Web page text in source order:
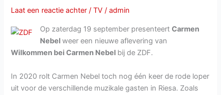
Laat een reactie achter /TV /admin
Op zaterdag 19 september presenteertCarmen
Nebelweer een nieuwe aflevering van
Wilkommen bei Carmen Nebel bij de ZDF.
In 2020 rolt Carmen Nebel toch nog één keer de rode loper
uit voor de verschillende muzikale gasten in Riesa. Zoals